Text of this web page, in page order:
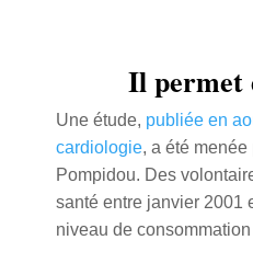
Il permet
Une étude, publiée en
cardiologie, a été menée
Pompidou. Des
santé entre janvier 2001
niveau de